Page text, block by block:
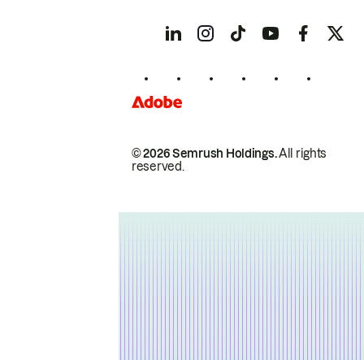
© 2026 Semrush Holdings.All rights
reserved.